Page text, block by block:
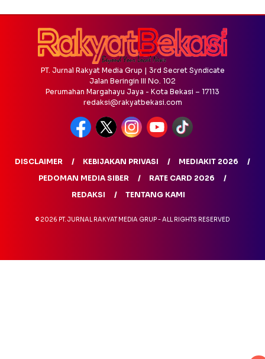
PT. Jurnal Rakyat Media Grup | 3rd Secret Syndicate
Jalan Beringin III No. 102
Perumahan Margahayu Jaya - Kota Bekasi – 17113
redaksi@rakyatbekasi.com
DISCLAIMER KEBIJAKAN PRIVASI
MEDIAKIT 2026
PEDOMAN MEDIA SIBER
RATE CARD 2026
REDAKSI
TENTANG KAMI
© 2026 PT. JURNAL RAKYAT MEDIA GRUP - ALL RIGHTS RESERVED